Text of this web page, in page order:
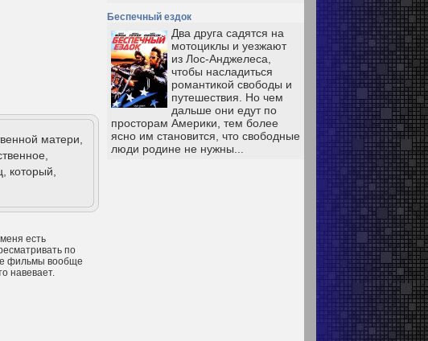
матери,
который,
есть
по
фильмы вообще
навевает.
Беспечный ездок
Два друга садятся на
мотоциклы и уезжают
из Лос-Анджелеса,
чтобы насладиться
романтикой свободы и
путешествия. Но чем
дальше они едут по
просторам Америки, тем более
ясно им становится, что свободные
люди родине не нужны...